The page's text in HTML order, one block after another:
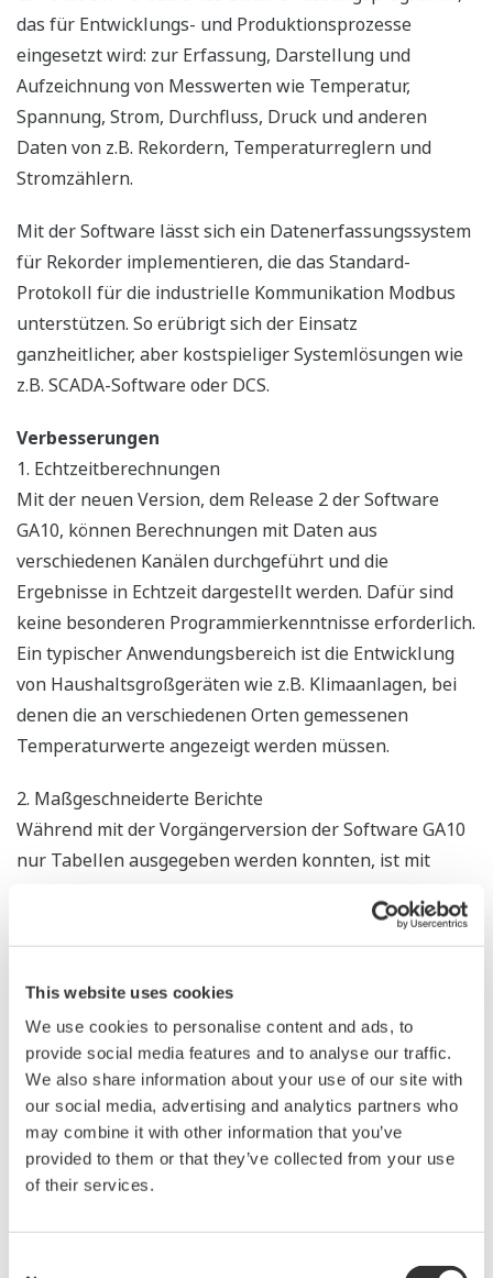
This website uses cookies
We use cookies to personalise content and ads, to
provide social media features and to analyse our traffic.
We also share information about your use of our site with
our social media, advertising and analytics partners who
may combine it with other information that you’ve
provided to them or that they’ve collected from your use
of their services.
das für Entwicklungs- und Produktionsprozesse
eingesetzt wird: zur Erfassung, Darstellung und
Aufzeichnung von Messwerten wie Temperatur,
Spannung, Strom, Durchfluss, Druck und anderen
Daten von z.B. Rekordern, Temperaturreglern und
Stromzählern.
Mit der Software lässt sich ein Datenerfassungssystem
für Rekorder implementieren, die das Standard-
Protokoll für die industrielle Kommunikation Modbus
unterstützen. So erübrigt sich der Einsatz
ganzheitlicher, aber kostspieliger Systemlösungen wie
z.B. SCADA-Software oder DCS.
Verbesserungen
1. Echtzeitberechnungen
Mit der neuen Version, dem Release 2 der Software
GA10, können Berechnungen mit Daten aus
verschiedenen Kanälen durchgeführt und die
Ergebnisse in Echtzeit dargestellt werden. Dafür sind
keine besonderen Programmierkenntnisse erforderlich.
Ein typischer Anwendungsbereich ist die Entwicklung
von Haushaltsgroßgeräten wie z.B. Klimaanlagen, bei
denen die an verschiedenen Orten gemessenen
Temperaturwerte angezeigt werden müssen.
2. Maßgeschneiderte Berichte
Während mit der Vorgängerversion der Software GA10
nur Tabellen ausgegeben werden konnten, ist mit
Diagrammen, Texten und Bildern möglich. Mit dieser
Funktion können Betreiber maßgeschneiderte Berichte
erstellen, z.B. über das Einreichen von Dokumenten bei
Regierungsbehörden und über die Ergebnisse von
Produktbewertungen.
3. Verbesserte Konnektivität mit Host-Systemen
Für eine verbesserte Konnektivität mit übergeordneten
Automatisierungssystemen und Datenbanken
unterstützt die Software GA10 2 das industrielle